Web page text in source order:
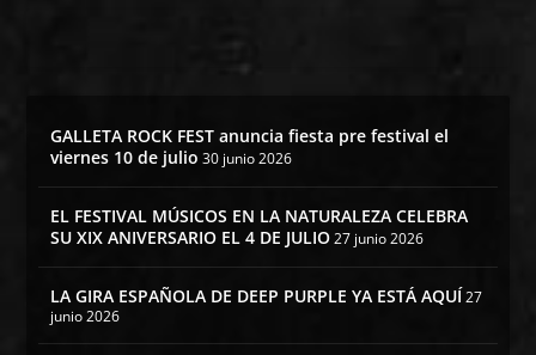
GALLETA ROCK FEST anuncia fiesta pre festival el
viernes 10 de julio 30 junio 2026
EL FESTIVAL MÚSICOS EN LA NATURALEZA CELEBRA
SU XIX ANIVERSARIO EL 4 DE JULIO 27 junio 2026
LA GIRA ESPAÑOLA DE DEEP PURPLE YA ESTÁ AQUÍ27
junio 2026